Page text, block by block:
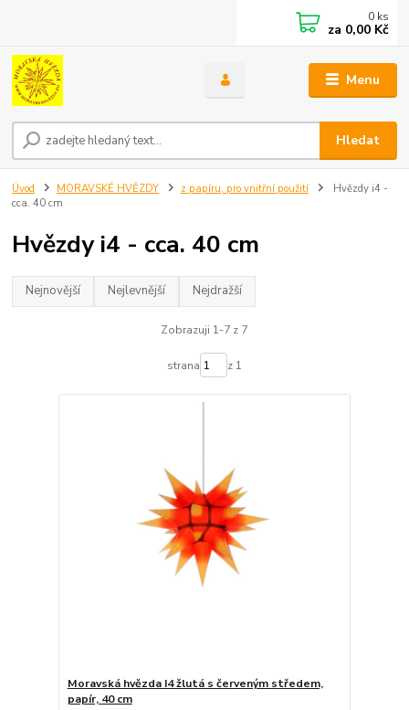
Menu
Hledat
0 ks
za 0,00 Kč
Úvod MORAVSKÉ HVĚZDY z papíru, pro vnitřní použití
Hvězdy i4 -
cca. 40 cm
Hvězdy i4 - cca. 40 cm
Nejnovější Nejlevnější Nejdražší
Zobrazuji 1-7 z 7
strana z 1
Moravská hvězda I4 žlutá s červeným středem,
papír, 40 cm